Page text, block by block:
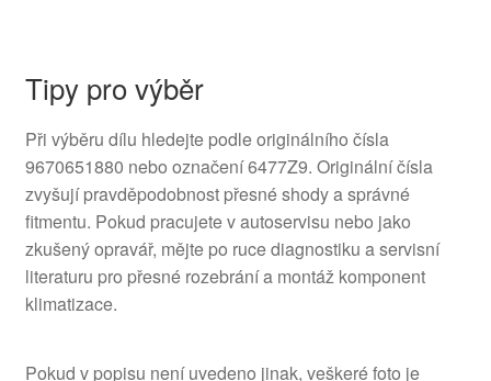
Tipy pro výběr
Při výběru dílu hledejte podle originálního čísla
9670651880 nebo označení 6477Z9. Originální čísla
zvyšují pravděpodobnost přesné shody a správné
fitmentu. Pokud pracujete v autoservisu nebo jako
zkušený opravář, mějte po ruce diagnostiku a servisní
literaturu pro přesné rozebrání a montáž komponent
klimatizace.
Pokud v popisu není uvedeno jinak, veškeré foto je